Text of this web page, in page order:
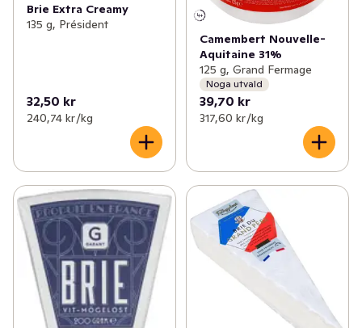
Brie Extra Creamy
135 g, Président
32,50 kr
240,74 kr /kg
Camembert Nouvelle-
Aquitaine 31%
125 g, Grand Fermage
Noga utvald
39,70 kr
317,60 kr /kg